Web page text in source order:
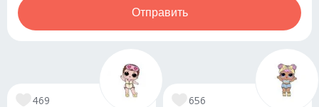
Отправить
469 656